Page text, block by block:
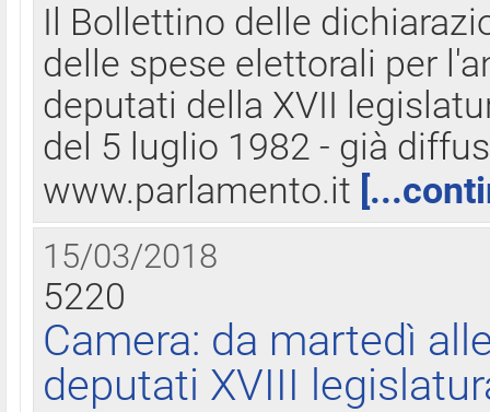
Il Bollettino delle
delle spese elettorali per
deputati della XVII
del 5 luglio 1982 - già
www.parlamento.it
15/03/2018
5220
Camera: da martedì
deputati XVIII